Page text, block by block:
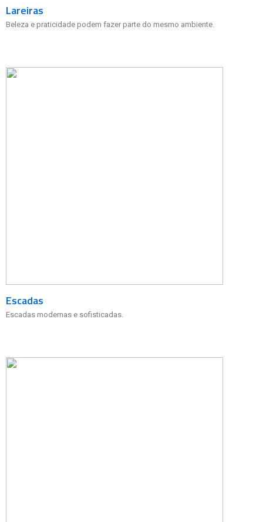
Lareiras
Beleza e praticidade podem fazer parte do mesmo ambiente.
Escadas
Escadas modernas e sofisticadas.